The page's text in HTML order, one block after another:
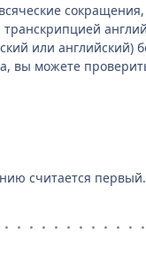
или английский)
вы можете
считается первый.
・・・・・・・・・・